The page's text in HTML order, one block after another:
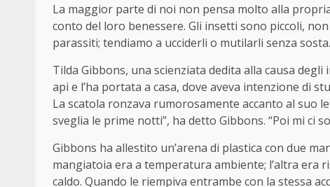
La maggior parte di noi non pensa molto alla
conto del loro benessere. Gli insetti sono piccoli,
parassiti; tendiamo a ucciderli o mutilarli senza sosta.
Tilda Gibbons, una scienziata dedita alla causa
api e l’ha portata a casa, dove aveva intenzione di
La scatola ronzava rumorosamente accanto al suo
sveglia le prime notti”, ha detto Gibbons. “Poi mi ci
Gibbons ha allestito un’arena di plastica con due
mangiatoia era a temperatura ambiente; l’altra era
caldo. Quando le riempiva entrambe con la stessa